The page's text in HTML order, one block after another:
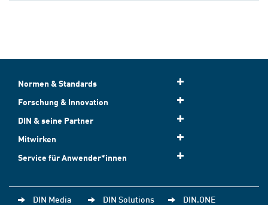
Normen & Standards
Forschung & Innovation
DIN & seine Partner
Mitwirken
Service für Anwender*innen
DIN Media DIN Solutions DIN.ONE